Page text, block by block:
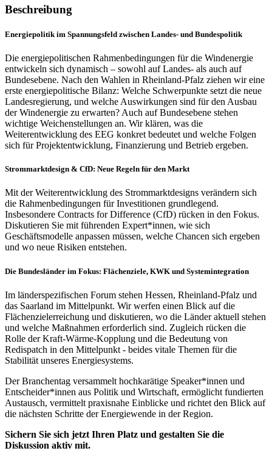
Beschreibung
Energiepolitik im Spannungsfeld zwischen Landes- und Bundespolitik
Die energiepolitischen Rahmenbedingungen für die Windenergie
entwickeln sich dynamisch – sowohl auf Landes- als auch auf
Bundesebene. Nach den Wahlen in Rheinland-Pfalz ziehen wir eine
erste energiepolitische Bilanz: Welche Schwerpunkte setzt die neue
Landesregierung, und welche Auswirkungen sind für den Ausbau
der Windenergie zu erwarten? Auch auf Bundesebene stehen
wichtige Weichenstellungen an. Wir klären, was die
Weiterentwicklung des EEG konkret bedeutet und welche Folgen
sich für Projektentwicklung, Finanzierung und Betrieb ergeben.
Strommarktdesign & CfD: Neue Regeln für den Markt
Mit der Weiterentwicklung des Strommarktdesigns verändern sich
die Rahmenbedingungen für Investitionen grundlegend.
Insbesondere Contracts for Difference (CfD) rücken in den Fokus.
Diskutieren Sie mit führenden Expert*innen, wie sich
Geschäftsmodelle anpassen müssen, welche Chancen sich ergeben
und wo neue Risiken entstehen.
Die Bundesländer im Fokus: Flächenziele, KWK und Systemintegration
Im länderspezifischen Forum stehen Hessen, Rheinland-Pfalz und
das Saarland im Mittelpunkt. Wir werfen einen Blick auf die
Flächenzielerreichung und diskutieren, wo die Länder aktuell stehen
und welche Maßnahmen erforderlich sind. Zugleich rücken die
Rolle der Kraft-Wärme-Kopplung und die Bedeutung von
Redispatch in den Mittelpunkt - beides vitale Themen für die
Stabilität unseres Energiesystems.
Der Branchentag versammelt hochkarätige Speaker*innen und
Entscheider*innen aus Politik und Wirtschaft, ermöglicht fundierten
Austausch, vermittelt praxisnahe Einblicke und richtet den Blick auf
die nächsten Schritte der Energiewende in der Region.
Sichern Sie sich jetzt Ihren Platz und gestalten Sie die
Diskussion aktiv mit.